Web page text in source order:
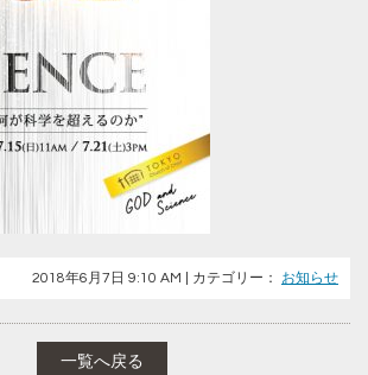
2018年6月7日 9:10 AM | カテゴリー： お知らせ
一覧へ戻る